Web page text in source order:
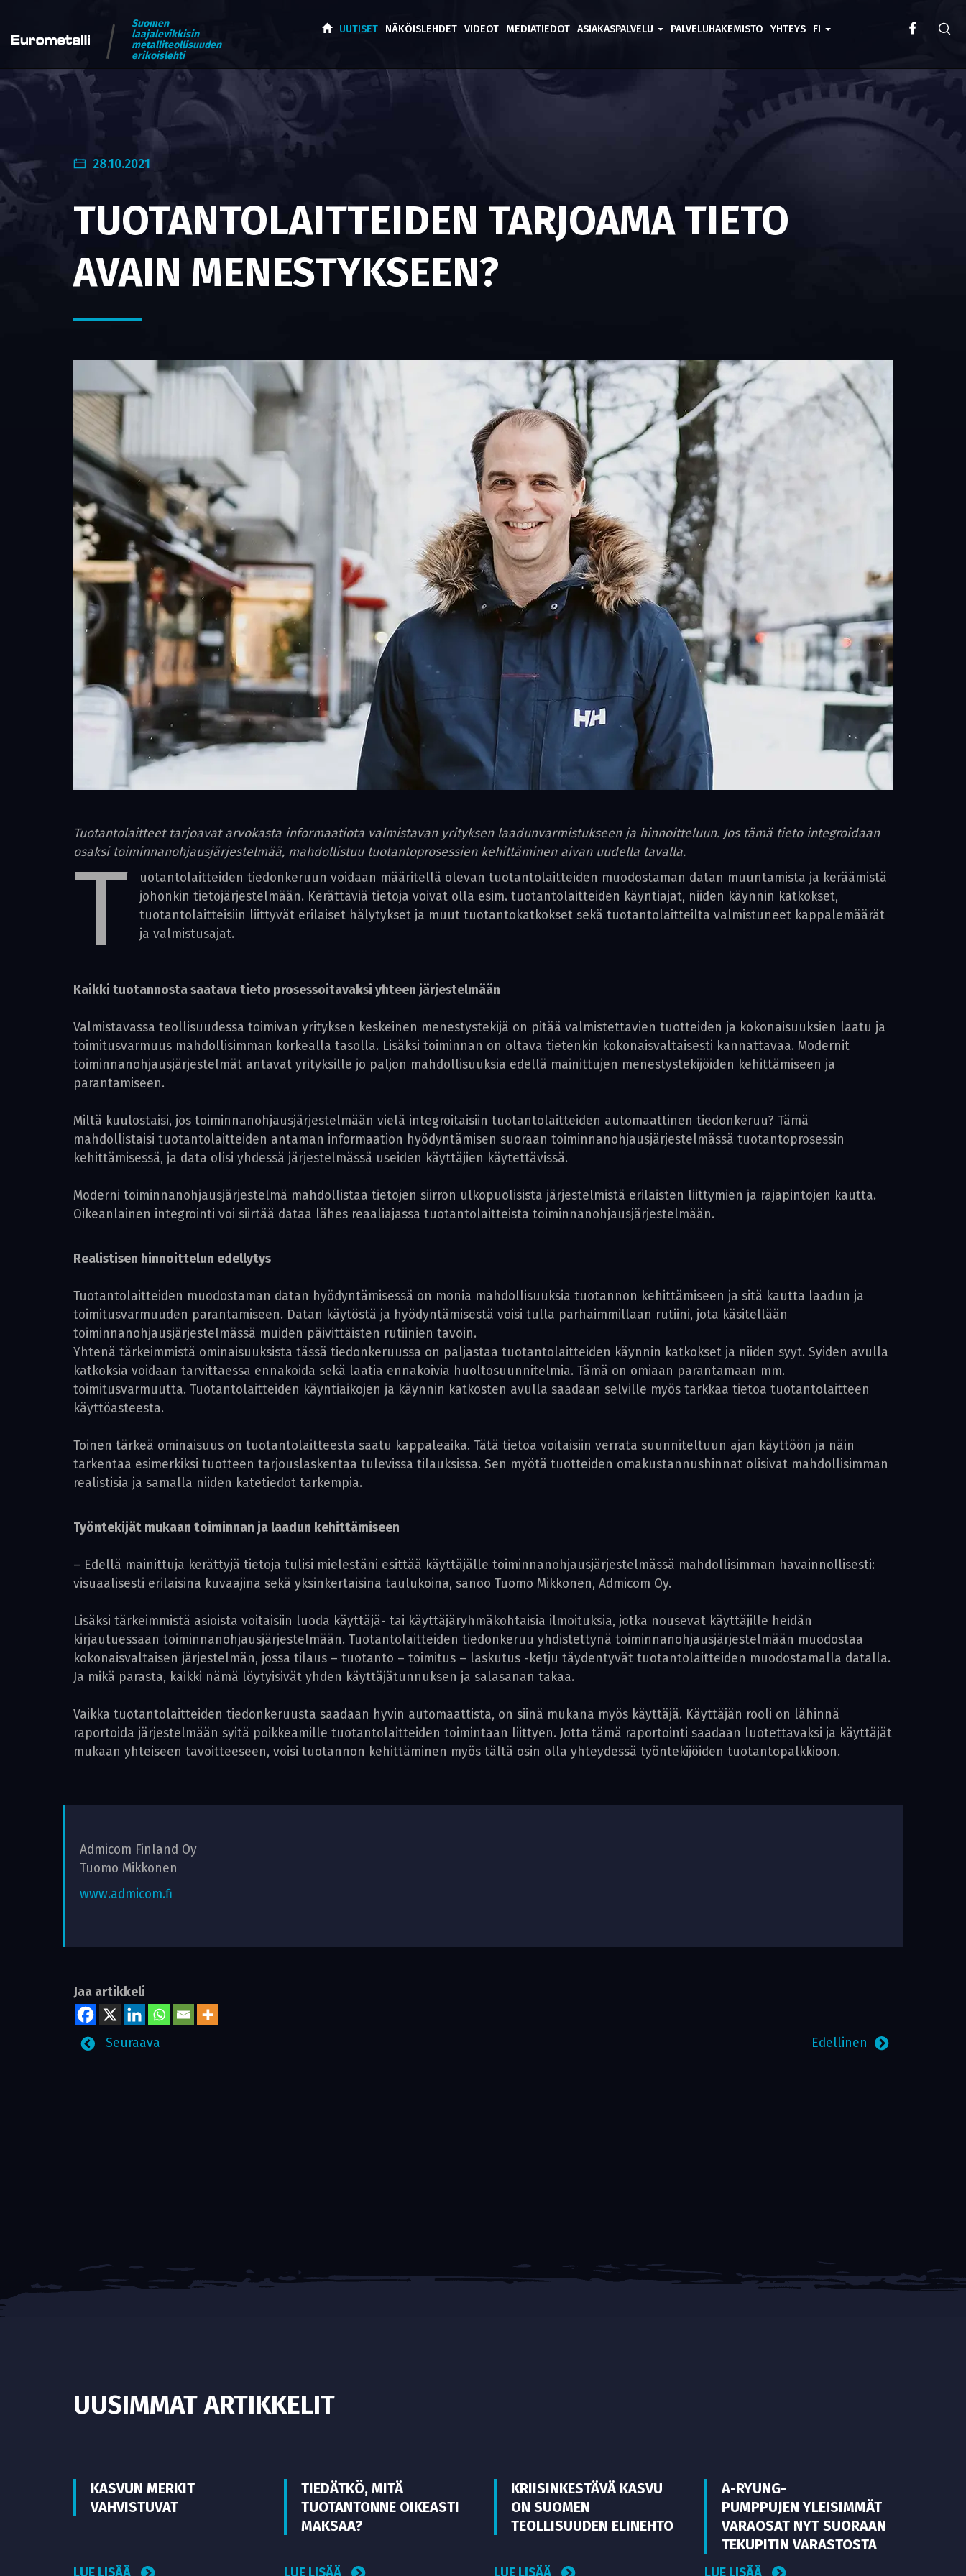
Suomen
laajalevikkisin
metalliteollisuuden
erikoislehti
UUTISET NÄKÖISLEHDET VIDEOT MEDIATIEDOT ASIAKASPALVELU PALVELUHAKEMISTO YHTEYS FI
28.10.2021
TUOTANTOLAITTEIDEN TARJOAMA TIETO
AVAIN MENESTYKSEEN?
Tuotantolaitteet tarjoavat arvokasta informaatiota valmistavan yrityksen laadunvarmistukseen ja hinnoitteluun. Jos tämä tieto integroidaan
osaksi toiminnanohjausjärjestelmää, mahdollistuu tuotantoprosessien kehittäminen aivan uudella tavalla.
T
uotantolaitteiden tiedonkeruun voidaan määritellä olevan tuotantolaitteiden muodostaman datan muuntamista ja keräämistä
johonkin tietojärjestelmään. Kerättäviä tietoja voivat olla esim. tuotantolaitteiden käyntiajat, niiden käynnin katkokset,
tuotantolaitteisiin liittyvät erilaiset hälytykset ja muut tuotantokatkokset sekä tuotantolaitteilta valmistuneet kappalemäärät
ja valmistusajat.
Kaikki tuotannosta saatava tieto prosessoitavaksi yhteen järjestelmään
Valmistavassa teollisuudessa toimivan yrityksen keskeinen menestystekijä on pitää valmistettavien tuotteiden ja kokonaisuuksien laatu ja
toimitusvarmuus mahdollisimman korkealla tasolla. Lisäksi toiminnan on oltava tietenkin kokonaisvaltaisesti kannattavaa. Modernit
toiminnanohjausjärjestelmät antavat yrityksille jo paljon mahdollisuuksia edellä mainittujen menestystekijöiden kehittämiseen ja
parantamiseen.
Miltä kuulostaisi, jos toiminnanohjausjärjestelmään vielä integroitaisiin tuotantolaitteiden automaattinen tiedonkeruu? Tämä
mahdollistaisi tuotantolaitteiden antaman informaation hyödyntämisen suoraan toiminnanohjausjärjestelmässä tuotantoprosessin
kehittämisessä, ja data olisi yhdessä järjestelmässä useiden käyttäjien käytettävissä.
Moderni toiminnanohjausjärjestelmä mahdollistaa tietojen siirron ulkopuolisista järjestelmistä erilaisten liittymien ja rajapintojen kautta.
Oikeanlainen integrointi voi siirtää dataa lähes reaaliajassa tuotantolaitteista toiminnanohjausjärjestelmään.
Realistisen hinnoittelun edellytys
Tuotantolaitteiden muodostaman datan hyödyntämisessä on monia mahdollisuuksia tuotannon kehittämiseen ja sitä kautta laadun ja
toimitusvarmuuden parantamiseen. Datan käytöstä ja hyödyntämisestä voisi tulla parhaimmillaan rutiini, jota käsitellään
toiminnanohjausjärjestelmässä muiden päivittäisten rutiinien tavoin.
Yhtenä tärkeimmistä ominaisuuksista tässä tiedonkeruussa on paljastaa tuotantolaitteiden käynnin katkokset ja niiden syyt. Syiden avulla
katkoksia voidaan tarvittaessa ennakoida sekä laatia ennakoivia huoltosuunnitelmia. Tämä on omiaan parantamaan mm.
toimitusvarmuutta. Tuotantolaitteiden käyntiaikojen ja käynnin katkosten avulla saadaan selville myös tarkkaa tietoa tuotantolaitteen
käyttöasteesta.
Toinen tärkeä ominaisuus on tuotantolaitteesta saatu kappaleaika. Tätä tietoa voitaisiin verrata suunniteltuun ajan käyttöön ja näin
tarkentaa esimerkiksi tuotteen tarjouslaskentaa tulevissa tilauksissa. Sen myötä tuotteiden omakustannushinnat olisivat mahdollisimman
realistisia ja samalla niiden katetiedot tarkempia.
Työntekijät mukaan toiminnan ja laadun kehittämiseen
– Edellä mainittuja kerättyjä tietoja tulisi mielestäni esittää käyttäjälle toiminnanohjausjärjestelmässä mahdollisimman havainnollisesti:
visuaalisesti erilaisina kuvaajina sekä yksinkertaisina taulukoina, sanoo Tuomo Mikkonen, Admicom Oy.
Lisäksi tärkeimmistä asioista voitaisiin luoda käyttäjä- tai käyttäjäryhmäkohtaisia ilmoituksia, jotka nousevat käyttäjille heidän
kirjautuessaan toiminnanohjausjärjestelmään. Tuotantolaitteiden tiedonkeruu yhdistettynä toiminnanohjausjärjestelmään muodostaa
kokonaisvaltaisen järjestelmän, jossa tilaus – tuotanto – toimitus – laskutus -ketju täydentyvät tuotantolaitteiden muodostamalla datalla.
Ja mikä parasta, kaikki nämä löytyisivät yhden käyttäjätunnuksen ja salasanan takaa.
Vaikka tuotantolaitteiden tiedonkeruusta saadaan hyvin automaattista, on siinä mukana myös käyttäjä. Käyttäjän rooli on lähinnä
raportoida järjestelmään syitä poikkeamille tuotantolaitteiden toimintaan liittyen. Jotta tämä raportointi saadaan luotettavaksi ja käyttäjät
mukaan yhteiseen tavoitteeseen, voisi tuotannon kehittäminen myös tältä osin olla yhteydessä työntekijöiden tuotantopalkkioon.
Admicom Finland Oy
Tuomo Mikkonen
www.admicom.fi
Jaa artikkeli
Edellinen
Seuraava
UUSIMMAT ARTIKKELIT
KASVUN MERKIT
VAHVISTUVAT
LUE LISÄÄ
TIEDÄTKÖ, MITÄ
TUOTANTONNE OIKEASTI
MAKSAA?
LUE LISÄÄ
KRIISINKESTÄVÄ KASVU
ON SUOMEN
TEOLLISUUDEN ELINEHTO
LUE LISÄÄ
A-RYUNG-
PUMPPUJEN YLEISIMMÄT
VARAOSAT NYT SUORAAN
TEKUPITIN VARASTOSTA
LUE LISÄÄ